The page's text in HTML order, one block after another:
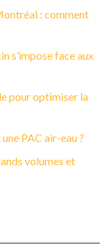
: comment
s’impose face aux
pour optimiser la
PAC air-eau ?
volumes et